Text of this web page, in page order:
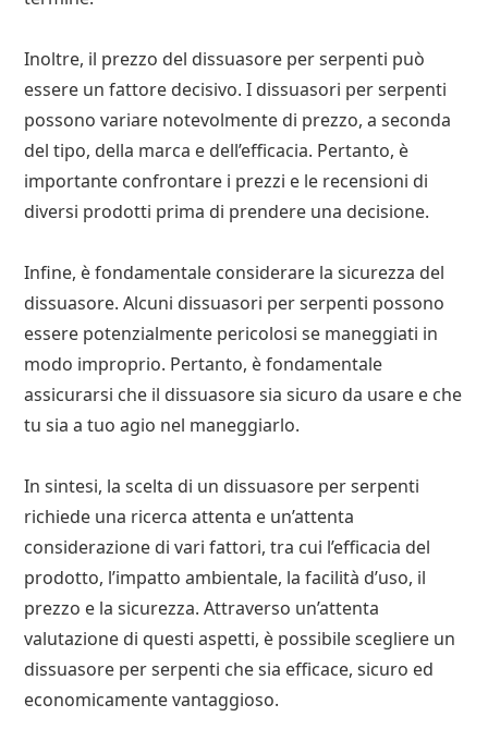
Inoltre, il prezzo del dissuasore per serpenti può
essere un fattore decisivo. I dissuasori per serpenti
possono variare notevolmente di prezzo, a seconda
del tipo, della marca e dell’efficacia. Pertanto, è
importante confrontare i prezzi e le recensioni di
diversi prodotti prima di prendere una decisione.
Infine, è fondamentale considerare la sicurezza del
dissuasore. Alcuni dissuasori per serpenti possono
essere potenzialmente pericolosi se maneggiati in
modo improprio. Pertanto, è fondamentale
assicurarsi che il dissuasore sia sicuro da usare e che
tu sia a tuo agio nel maneggiarlo.
In sintesi, la scelta di un dissuasore per serpenti
richiede una ricerca attenta e un’attenta
considerazione di vari fattori, tra cui l’efficacia del
prodotto, l’impatto ambientale, la facilità d’uso, il
prezzo e la sicurezza. Attraverso un’attenta
valutazione di questi aspetti, è possibile scegliere un
dissuasore per serpenti che sia efficace, sicuro ed
economicamente vantaggioso.